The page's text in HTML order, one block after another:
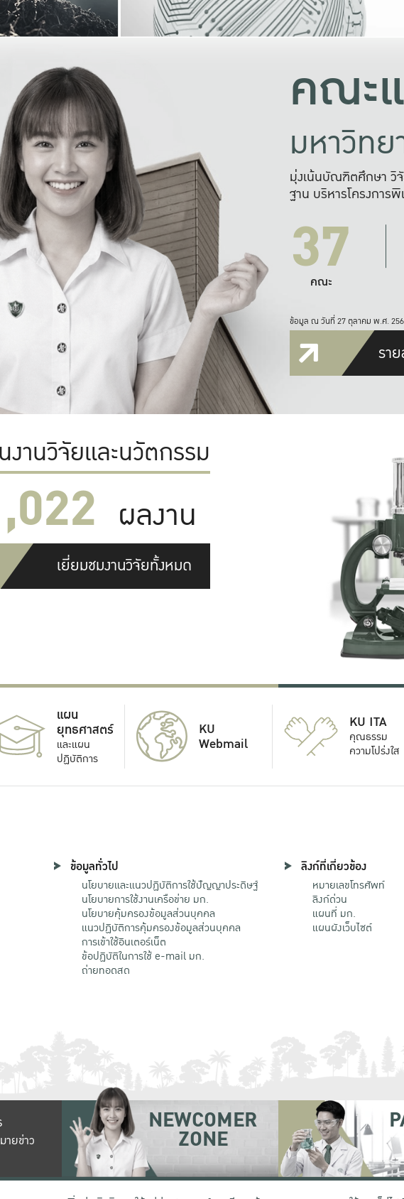
คณะ
มหาวิท
มุ่งเน้นบัณฑิตศึกษา วิ
ฐาน บริหารโครงการ
37
คณะ
ข้อมูล ณ วันที่ 27 ตุลาคม พ.ศ.
รา
งานวิจัยและนวัตกรรม
ผลงาน
เยี่ยมชมงานวิจัยทั้งหมด
แผน
ยุทธศาสตร์
และแผน
ปฏิบัติการ
KU
Webmail
KU ITA
คุณธรรม
ความโปร่งใส
ข้อมูลทั่วไป
นโยบายและแนวปฏิบัติการใช้ปัญญาประดิษฐ์
นโยบายการใช้งานเครือข่าย มก.
นโยบายคุ้มครองข้อมูลส่วนบุคคล
แนวปฏิบัติการคุ้มครองข้อมูลส่วนบุคคล
การเข้าใช้อินเตอร์เน็ต
ข้อปฏิบัติในการใช้ e-mail มก.
ถ่ายทอดสด
ลิงก์ที่เกี่ยวข้อง
หมายเลขโทรศัพท์
ลิงก์ด่วน
แผนที่ มก.
แผนผังเว็บไซต์
ยข่าว
NEWCOMER
ZONE